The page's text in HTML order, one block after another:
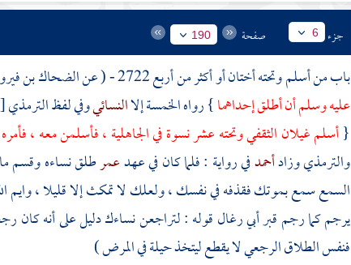
جزء 6 صفحة 190
باب من أسلم وتحته أختان أو أكثر من أربع 2722 - ( عن الضحاك بن
عليه وسلم أن أطلق إحداهما} رواه الخمسة إلاالنسائيوفي لفظالترمذي[
{أسلمغيلان الثقفيوتحته عشر نسوة في الجاهلية ، فأسلمن معه ،
والترمذيوزادأحمدفي رواية : فلما كان في عهدعمرطلق نساءه وقسم
السمع سمع بموتك فقذفه في نفسك ، ولعلك لا تمكث إلا قليلا ، وايم
يرجم كما رجم قبرأبي رغالقوله : لتراجعن نساءك دليل على أنه كان
فنفس الطلاق الرجعي لا يقطع ليتخذ حيلة في المرض )